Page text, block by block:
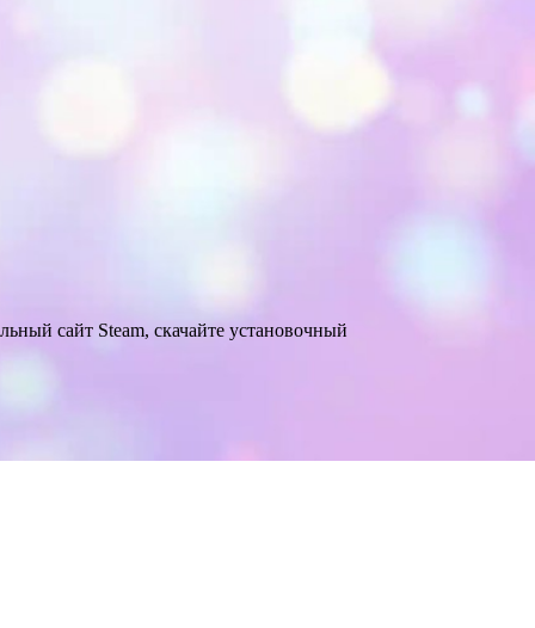
сайт Steam, скачайте установочный